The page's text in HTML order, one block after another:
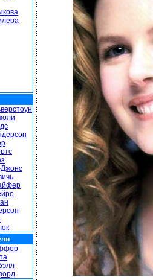
Джонс